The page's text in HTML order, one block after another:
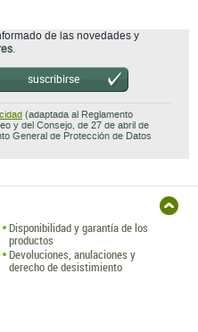
de las novedades y
.
suscribirse
(adaptada al Reglamento
y del Consejo, de 27 de abril de
General de Protección de Datos
Disponibilidad y garantía de los
productos
Devoluciones, anulaciones y
derecho de desistimiento